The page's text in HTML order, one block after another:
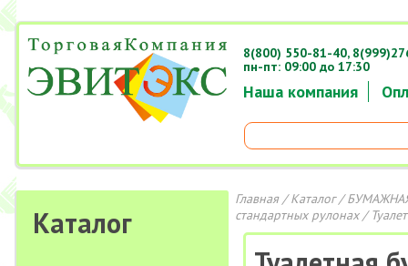
Наша компания
8(800) 550-81-40,
пн-пт: 09:00 до 17:30
Каталог
Главная/Каталог/
стандартных рулонах/